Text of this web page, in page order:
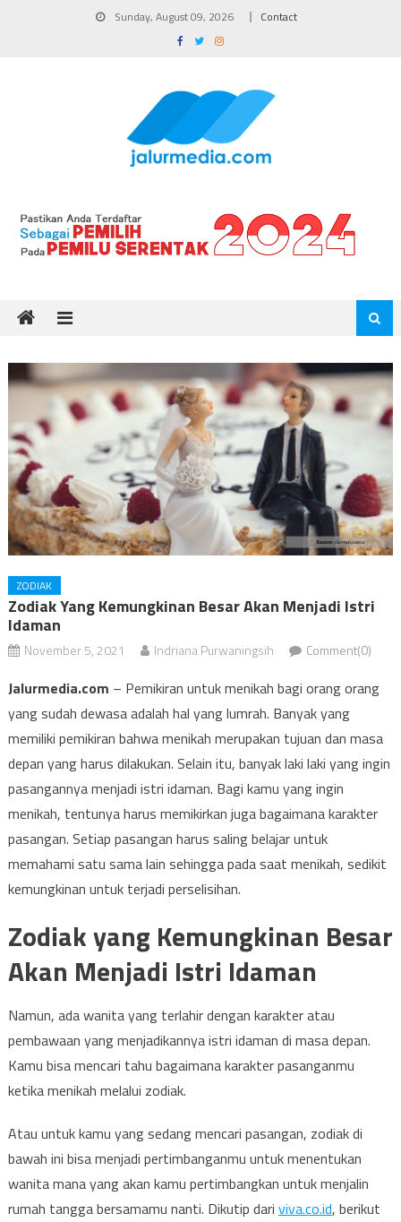
Sunday, August 09, 2026 Contact
ZODIAK
Zodiak Yang Kemungkinan Besar Akan Menjadi Istri
Idaman
November 5, 2021 Indriana Purwaningsih Comment(0)
Jalurmedia.com – Pemikiran untuk menikah bagi orang orang
yang sudah dewasa adalah hal yang lumrah. Banyak yang
memiliki pemikiran bahwa menikah merupakan tujuan dan masa
depan yang harus dilakukan. Selain itu, banyak laki laki yang ingin
pasangannya menjadi istri idaman. Bagi kamu yang ingin
menikah, tentunya harus memikirkan juga bagaimana karakter
pasangan. Setiap pasangan harus saling belajar untuk
memahami satu sama lain sehingga pada saat menikah, sedikit
kemungkinan untuk terjadi perselisihan.
Zodiak yang Kemungkinan Besar
Akan Menjadi Istri Idaman
Namun, ada wanita yang terlahir dengan karakter atau
pembawaan yang menjadikannya istri idaman di masa depan.
Kamu bisa mencari tahu bagaimana karakter pasanganmu
ketika menikah melalui zodiak.
Atau untuk kamu yang sedang mencari pasangan, zodiak di
bawah ini bisa menjadi pertimbanganmu untuk menentukan
wanita mana yang akan kamu pertimbangkan untuk menjalin
rumah tangga bersamamu nanti. Dikutip dari viva.co.id, berikut